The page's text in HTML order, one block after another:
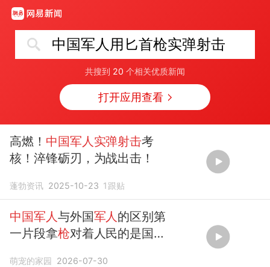
中国军人用匕首枪实弹射击
共搜到 20 个相关优质新闻
打开应用查看
高燃！ 中国军人实弹射击考
核！淬锋砺刃，为战出击！
蓬勃资讯 2025-10-23 1 跟贴
中国军人与外国军人的区别第
一片段拿枪对着人民的是国外
萌宠的家园 2026-07-30